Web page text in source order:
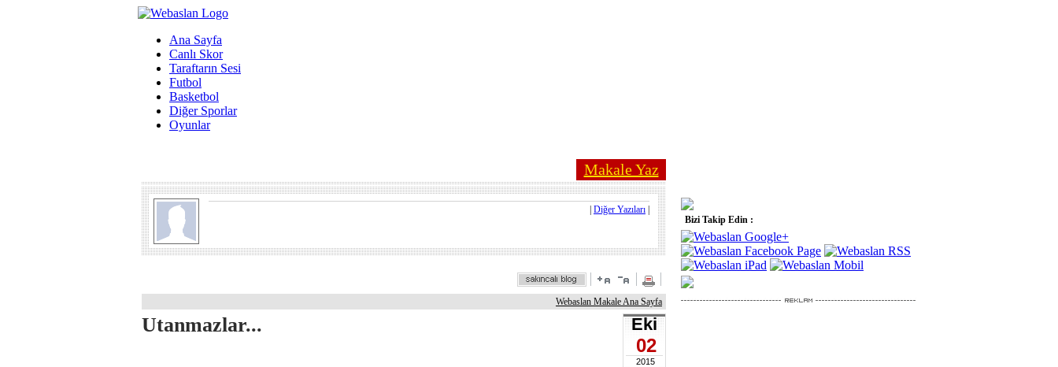
Ana Sayfa
Canlı Skor
Taraftarın Sesi
Futbol
Basketbol
Diğer Sporlar
Oyunlar
Makale Yaz
Diğer Yazıları
Webaslan Makale Ana Sayfa
Utanmazlar... Eki
02
2015
Bizi Takip Edin :